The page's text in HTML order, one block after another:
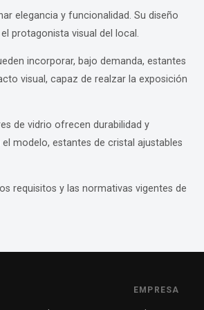
elegancia y funcionalidad. Su diseño
protagonista visual del local.
incorporar, bajo demanda, estantes
visual, capaz de realzar la exposición
de vidrio ofrecen durabilidad y
modelo, estantes de cristal ajustables
requisitos y las normativas vigentes de
EMPRESA